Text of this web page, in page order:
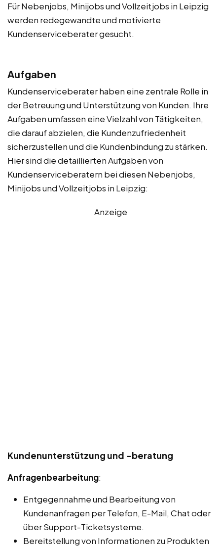
Für Nebenjobs, Minijobs und Vollzeitjobs in Leipzig
werden redegewandte und motivierte
Kundenserviceberater gesucht.
Aufgaben
Kundenserviceberater haben eine zentrale Rolle in
der Betreuung und Unterstützung von Kunden. Ihre
Aufgaben umfassen eine Vielzahl von Tätigkeiten,
die darauf abzielen, die Kundenzufriedenheit
sicherzustellen und die Kundenbindung zu stärken.
Hier sind die detaillierten Aufgaben von
Kundenserviceberatern bei diesen Nebenjobs,
Minijobs und Vollzeitjobs in Leipzig:
Anzeige
Kundenunterstützung und -beratung
Anfragenbearbeitung:
Entgegennahme und Bearbeitung von
Kundenanfragen per Telefon, E-Mail, Chat oder
über Support-Ticketsysteme.
Bereitstellung von Informationen zu Produkten